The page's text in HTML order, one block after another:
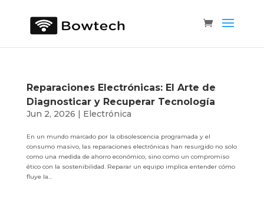
Reparaciones Electrónicas: El Arte de
Diagnosticar y Recuperar Tecnología
Jun 2, 2026 | Electrónica
En un mundo marcado por la obsolescencia programada y el
consumo masivo, las reparaciones electrónicas han resurgido no solo
como una medida de ahorro económico, sino como un compromiso
ético con la sostenibilidad. Reparar un equipo implica entender cómo
fluye la...